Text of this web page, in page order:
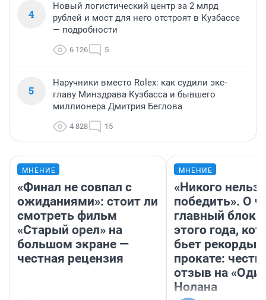
4
Новый логистический центр за 2 млрд
рублей и мост для него отстроят в Кузбассе
— подробности
6 126 5
5
Наручники вместо Rolex: как судили экс-
главу Минздрава Кузбасса и бывшего
миллионера Дмитрия Беглова
4 828 15
МНЕНИЕ
«Финал не совпал с
ожиданиями»: стоит ли
смотреть фильм
«Старый орел» на
большом экране —
честная рецензия
МНЕНИЕ
«Никого нельзя
победить». О
главный
этого года,
бьет рекорды в
прокате:
отзыв на
Нолана